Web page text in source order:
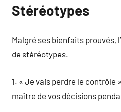
Stéréotypes
Malgré ses bienfaits prouvés,
de stéréotypes.
1. « Je vais perdre le contrôle
maître de vos décisions